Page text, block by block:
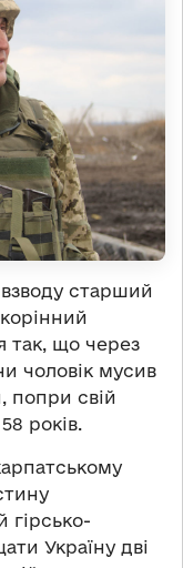
старший
так, що через
чоловік мусив
попри свій
років.
гірсько-
Україну дві